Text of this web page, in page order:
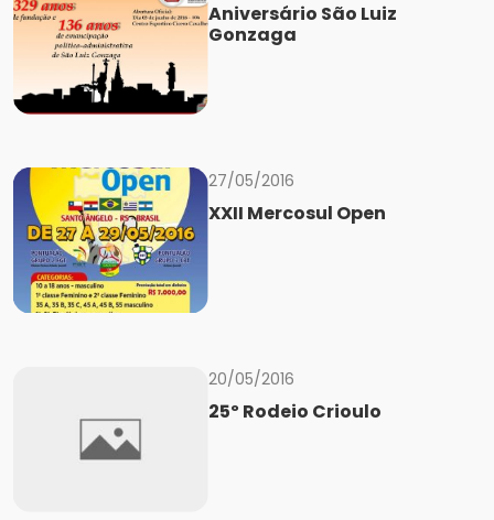
Aniversário São Luiz
Gonzaga
27/05/2016
XXII Mercosul Open
20/05/2016
25º Rodeio Crioulo